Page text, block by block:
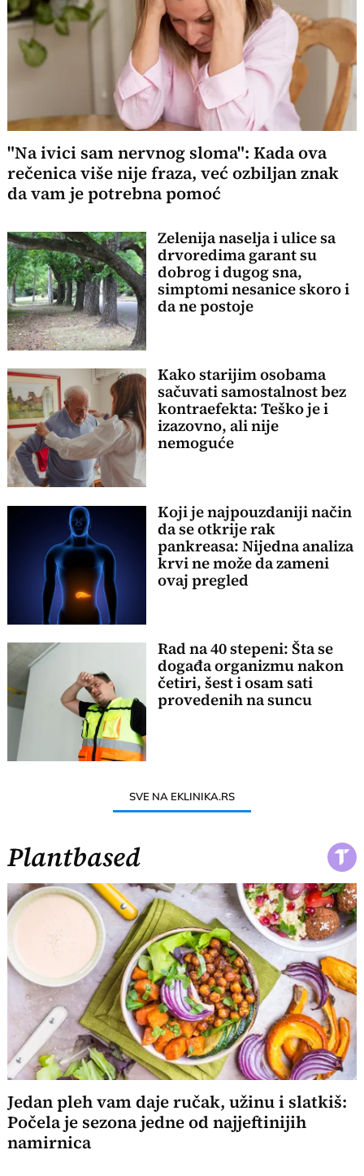
"Na ivici sam nervnog sloma": Kada ova
rečenica više nije fraza, već ozbiljan znak
da vam je potrebna pomoć
Zelenija naselja i ulice sa
drvoredima garant su
dobrog i dugog sna,
simptomi nesanice skoro i
da ne postoje
Kako starijim osobama
sačuvati samostalnost bez
kontraefekta: Teško je i
izazovno, ali nije
nemoguće
Koji je najpouzdaniji način
da se otkrije rak
pankreasa: Nijedna analiza
krvi ne može da zameni
ovaj pregled
Rad na 40 stepeni: Šta se
događa organizmu nakon
četiri, šest i osam sati
provedenih na suncu
SVE NA EKLINIKA.RS
Plantbased
Jedan pleh vam daje ručak, užinu i slatkiš:
Počela je sezona jedne od najjeftinijih
namirnica